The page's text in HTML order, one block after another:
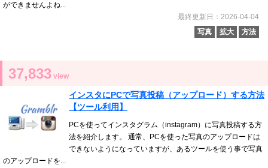
ができませんよね...
最終更新日：2026-04-04
写真
拡大 方法
37,833 view
インスタにPCで写真投稿（アップロード）する方法
【ツール利用】
PCを使ってインスタグラム（instagram）に写真投稿する方
法を紹介します。 通常、PCを使った写真のアップロードは
できないようになっていますが、あるツールを使う事で写真
のアップロードを...